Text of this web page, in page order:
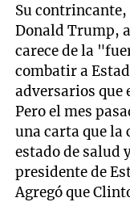
Su
Donald Trump,
carece de la
combatir a
adversarios que
Pero el mes
una carta que la
estado de salud
presidente de
Agregó que